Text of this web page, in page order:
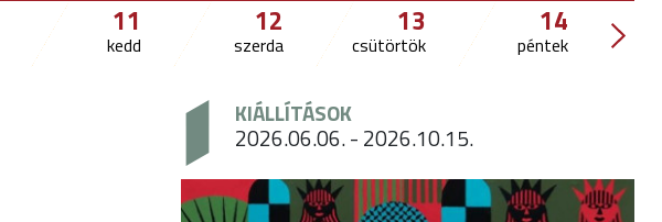
11
kedd
12
szerda
13
csütörtök
14
péntek
KIÁLLÍTÁSOK
2026.06.06. - 2026.10.15.